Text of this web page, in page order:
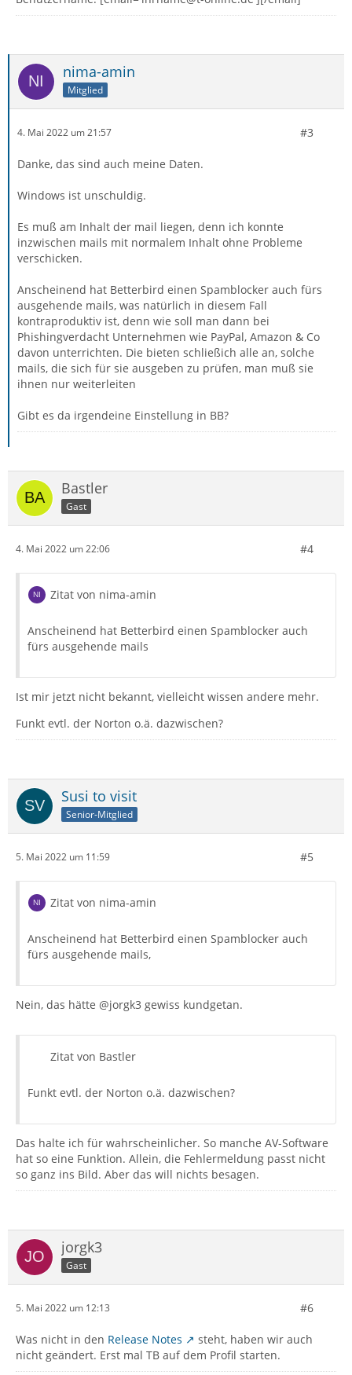
nima-amin
Mitglied
4. Mai 2022 um 21:57 #3
Danke, das sind auch meine Daten.
Windows ist unschuldig.
Es muß am Inhalt der mail liegen, denn ich konnte
inzwischen mails mit normalem Inhalt ohne Probleme
verschicken.
Anscheinend hat Betterbird einen Spamblocker auch fürs
ausgehende mails, was natürlich in diesem Fall
kontraproduktiv ist, denn wie soll man dann bei
Phishingverdacht Unternehmen wie PayPal, Amazon & Co
davon unterrichten. Die bieten schließich alle an, solche
mails, die sich für sie ausgeben zu prüfen, man muß sie
ihnen nur weiterleiten
Gibt es da irgendeine Einstellung in BB?
Bastler
Gast
4. Mai 2022 um 22:06 #4
Zitat von nima-amin
Anscheinend hat Betterbird einen Spamblocker auch
fürs ausgehende mails
Ist mir jetzt nicht bekannt, vielleicht wissen andere mehr.
Funkt evtl. der Norton o.ä. dazwischen?
Susi to visit
Senior-Mitglied
5. Mai 2022 um 11:59 #5
Zitat von nima-amin
Anscheinend hat Betterbird einen Spamblocker auch
fürs ausgehende mails,
Nein, das hätte @jorgk3 gewiss kundgetan.
Zitat von Bastler
Funkt evtl. der Norton o.ä. dazwischen?
Das halte ich für wahrscheinlicher. So manche AV-Software
hat so eine Funktion. Allein, die Fehlermeldung passt nicht
so ganz ins Bild. Aber das will nichts besagen.
jorgk3
Gast
5. Mai 2022 um 12:13 #6
Was nicht in den Release Notes
steht, haben wir auch
nicht geändert. Erst mal TB auf dem Profil starten.